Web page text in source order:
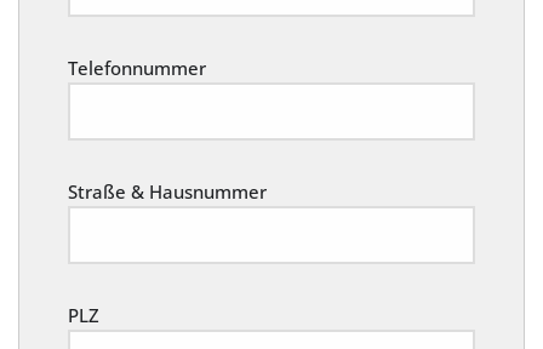
Telefonnummer
Straße & Hausnummer
PLZ